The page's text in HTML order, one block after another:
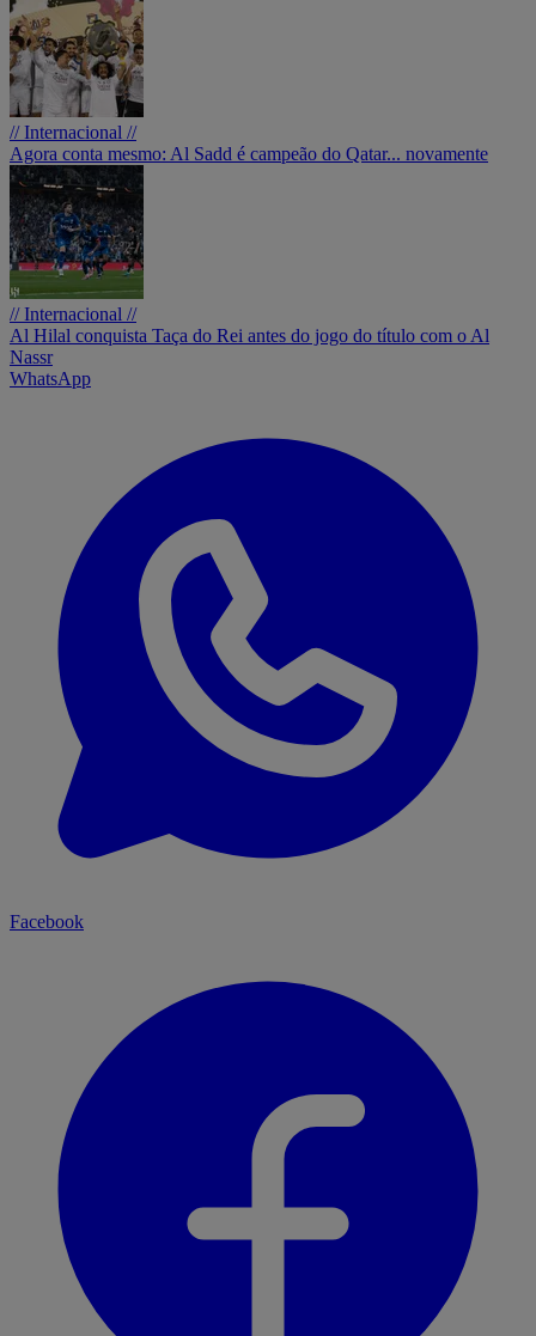
// Internacional //
Agora conta mesmo: Al Sadd é campeão do Qatar... novamente
// Internacional //
Al Hilal conquista Taça do Rei antes do jogo do título com o Al
Nassr
WhatsApp
Facebook